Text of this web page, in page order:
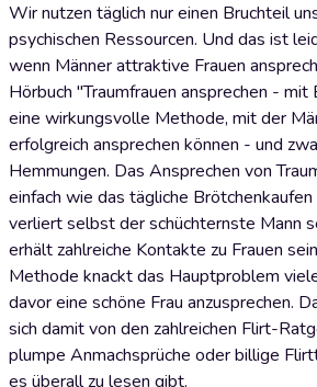
Wir nutzen täglich nur einen Bruchteil
psychischen Ressourcen. Und das ist
wenn Männer attraktive Frauen
Hörbuch "Traumfrauen ansprechen -
eine wirkungsvolle Methode, mit der
erfolgreich ansprechen können - und
Hemmungen. Das Ansprechen von
einfach wie das tägliche
verliert selbst der schüchternste Mann
erhält zahlreiche Kontakte zu Frauen
Methode knackt das Hauptproblem
davor eine schöne Frau anzusprechen.
sich damit von den zahlreichen Flirt-
plumpe Anmachsprüche oder billige
es überall zu lesen gibt.